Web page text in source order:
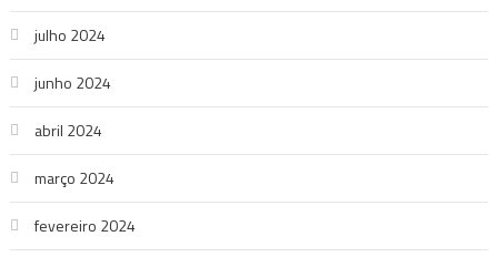
julho 2024
junho 2024
abril 2024
março 2024
fevereiro 2024